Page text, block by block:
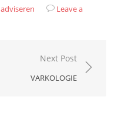
adviseren
Leave a
Next Post
VARKOLOGIE